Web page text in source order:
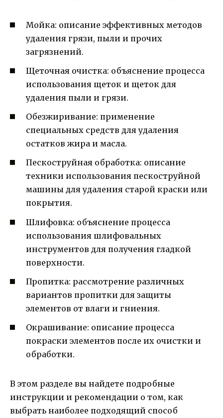
Мойка: описание эффективных методов
удаления грязи, пыли и прочих
загрязнений.
Щеточная очистка: объяснение процесса
использования щеток и щеток для
удаления пыли и грязи.
Обезжиривание: применение
специальных средств для удаления
остатков жира и масла.
Пескоструйная обработка: описание
техники использования пескоструйной
машины для удаления старой краски или
покрытия.
Шлифовка: объяснение процесса
использования шлифовальных
инструментов для получения гладкой
поверхности.
Пропитка: рассмотрение различных
вариантов пропитки для защиты
элементов от влаги и гниения.
Окрашивание: описание процесса
покраски элементов после их очистки и
обработки.
В этом разделе вы найдете подробные
инструкции и рекомендации о том, как
выбрать наиболее подходящий способ